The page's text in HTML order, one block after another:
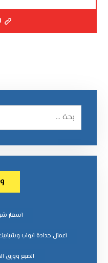
اسعار
اعمال حدادة ابواب
الصبغ وورق